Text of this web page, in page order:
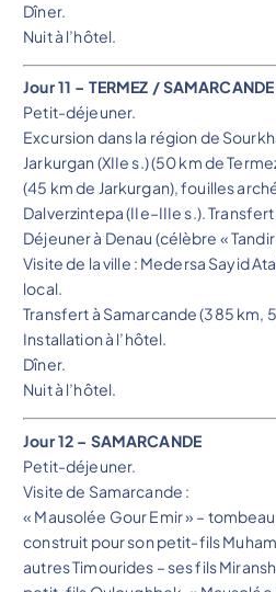
Dîner.
Nuit à l’hôtel.
Jour 11 – TERMEZ / SAMARCANDE
Petit-déjeuner.
Excursion dans la région de
Jarkurgan (XIIe s.) (50 km de
(45 km de Jarkurgan), fouilles
Dalverzintepa (IIe–IIIe s.).
Déjeuner à Denau (célèbre «
Visite de la ville : Medersa Sayid
local.
Transfert à Samarcande (385 km,
Installation à l’hôtel.
Dîner.
Nuit à l’hôtel.
Jour 12 – SAMARCANDE
Petit-déjeuner.
Visite de Samarcande :
« Mausolée Gour Emir » – tombeau
construit pour son petit-fils
autres Timourides – ses fils